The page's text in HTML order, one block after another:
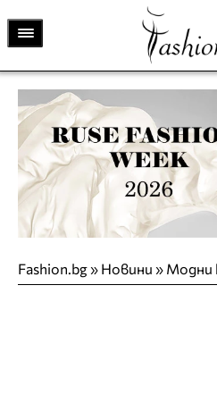
Fashion.bg» Новини » Модни